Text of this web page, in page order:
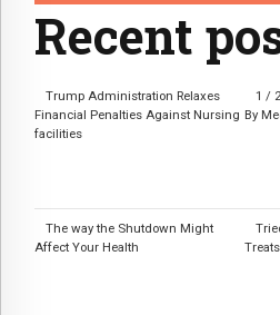
Recent
Trump Administration Relaxes
Financial Penalties Against Nursing
facilities
1 /
By
The way the Shutdown Might
Affect Your Health
Treats